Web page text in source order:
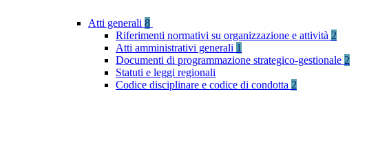
Atti generali 8
Riferimenti normativi su organizzazione e attività 2
Atti amministrativi generali 1
Documenti di programmazione strategico-gestionale 2
Statuti e leggi regionali
Codice disciplinare e codice di condotta 2